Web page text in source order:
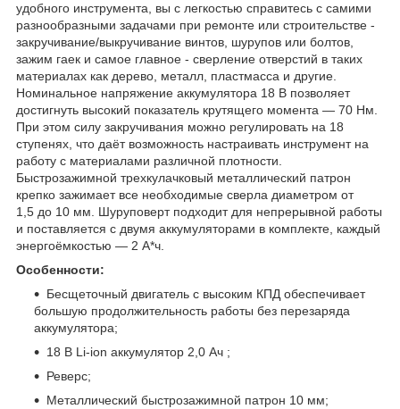
удобного инструмента, вы с легкостью справитесь с самими
разнообразными задачами при ремонте или строительстве -
закручивание/выкручивание винтов, шурупов или болтов,
зажим гаек и самое главное - сверление отверстий в таких
материалах как дерево, металл, пластмасса и другие.
Номинальное напряжение аккумулятора 18 В позволяет
достигнуть высокий показатель крутящего момента — 70 Нм.
При этом силу закручивания можно регулировать на 18
ступенях, что даёт возможность настраивать инструмент на
работу с материалами различной плотности.
Быстрозажимной трехкулачковый металлический патрон
крепко зажимает все необходимые сверла диаметром от
1,5 до 10 мм. Шуруповерт подходит для непрерывной работы
и поставляется с двумя аккумуляторами в комплекте, каждый
энергоёмкостью — 2 А*ч.
Особенности:
Бесщеточный двигатель с высоким КПД обеспечивает
большую продолжительность работы без перезаряда
аккумулятора;
18 В Li-ion аккумулятор 2,0 Ач ;
Реверс;
Металлический быстрозажимной патрон 10 мм;